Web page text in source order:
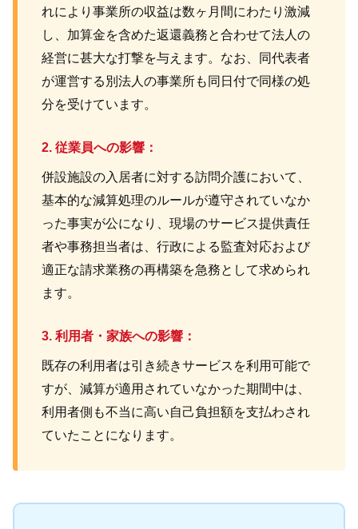
れにより事業所の収益は数ヶ月間にわたり激減
し、加算金を含めた返還義務と合わせて法人の
経営に甚大な打撃を与えます。なお、同代表者
が運営する別法人の事業所も同日付で同様の処
分を受けています。
2. 従業員への影響：
併設施設の入居者に対する訪問介護において、
基本的な減算処理のルールが遵守されていなか
った事実が公になり、現場のサービス提供責任
者や事務担当者は、行政による監査対応および
適正な請求業務の再構築を急務として求められ
ます。
3. 利用者・家族への影響：
既存の利用者は引き続きサービスを利用可能で
すが、減算が適用されていなかった期間中は、
利用者側も不当に高い自己負担額を支払わされ
ていたことになります。